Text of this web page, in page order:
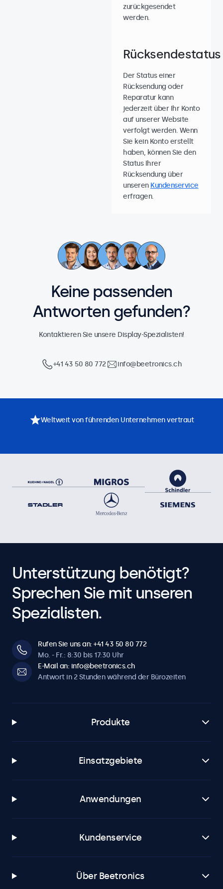
zurückgesendet
werden.
Rücksendestatus
Der Status einer
Rücksendung oder
Reparatur kann
jederzeit über Ihr Konto
auf unserer Website
verfolgt werden. Wenn
Sie kein Konto erstellt
haben, können Sie den
Status Ihrer
Rücksendung über
unseren Kundenservice
erfragen.
Keine passenden
Antworten gefunden?
Kontaktieren Sie unsere Display-Spezialisten!
+41 43 50 80 772 info@beetronics.ch
Weltweit von führenden Unternehmen vertraut
Unterstützung benötigt?
Sprechen Sie mit unseren
Spezialisten.
Rufen Sie uns an: +41 43 50 80 772
Mo. - Fr.: 8:30 bis 17:30 Uhr
E-Mail an: info@beetronics.ch
Antwort in 2 Stunden während der Bürozeiten
Produkte
Einsatzgebiete
Anwendungen
Kundenservice
Über Beetronics